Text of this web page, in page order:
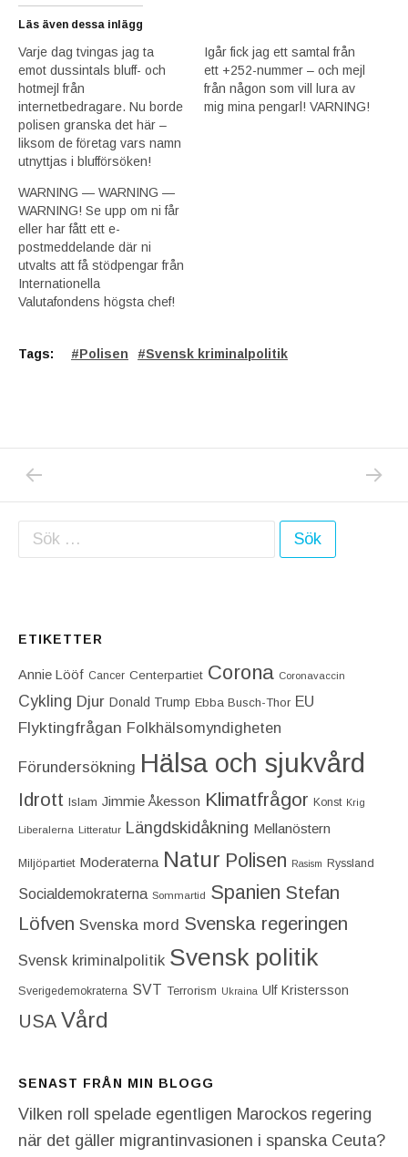
Läs även dessa inlägg
Varje dag tvingas jag ta
emot dussintals bluff- och
hotmejl från
internetbedragare. Nu borde
polisen granska det här –
liksom de företag vars namn
utnyttjas i blufförsöken!
Igår fick jag ett samtal från
ett +252-nummer – och mejl
från någon som vill lura av
mig mina pengarl! VARNING!
WARNING — WARNING —
WARNING! Se upp om ni får
eller har fått ett e-
postmeddelande där ni
utvalts att få stödpengar från
Internationella
Valutafondens högsta chef!
Tags: Polisen Svensk kriminalpolitik
Inläggsnavigering
Sök efter:
ETIKETTER
Annie Lööf Cancer Centerpartiet‎ Corona Coronavaccin
Cykling Djur Donald Trump Ebba Busch-Thor EU
Flyktingfrågan Folkhälsomyndigheten
Förundersökning Hälsa och sjukvård
Idrott Islam Jimmie Åkesson Klimatfrågor Konst Krig
Liberalerna Litteratur Längdskidåkning Mellanöstern
Miljöpartiet Moderaterna Natur Polisen Rasism Ryssland
Socialdemokraterna Sommartid Spanien Stefan
Löfven Svenska mord Svenska regeringen
Svensk kriminalpolitik Svensk politik
Sverigedemokraterna SVT Terrorism Ukraina Ulf Kristersson
USA Vård
SENAST FRÅN MIN BLOGG
Vilken roll spelade egentligen Marockos regering
när det gäller migrantinvasionen i spanska Ceuta?